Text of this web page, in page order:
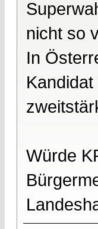
nicht so
In
Würde